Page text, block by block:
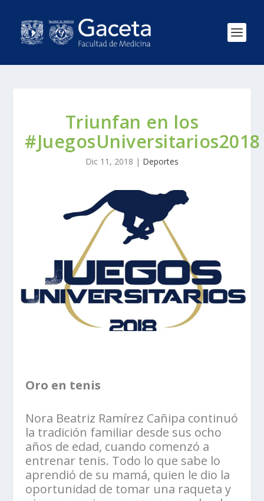
Triunfan en los
#JuegosUniversitarios2018
Dic 11, 2018 | Deportes
Oro en tenis
Nora Beatriz Ramírez Cañipa continuó
la tradición familiar desde sus ocho
años de edad, cuando comenzó a
entrenar tenis. Todo lo que sabe lo
aprendió de su mamá, quien le dio la
oportunidad de tomar una raqueta y